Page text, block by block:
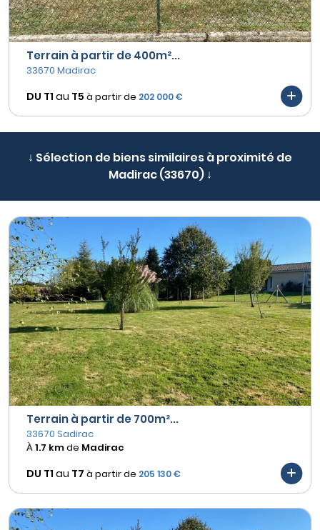
Terrain à partir de 400m²...
33670 Madirac
DU T1 au T5 à partir de 202 000 €
↓ Sélection de biens similaires à proximité de
Madirac (33670) ↓
Terrain à partir de 700m²...
33670 Sadirac
À1.7 kmde Madirac
DU T1 au T7 à partir de 205 130 €